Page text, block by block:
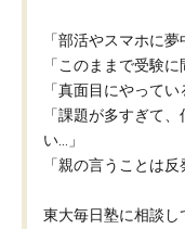
「部活やスマホに
「このままで受験
「真面目にやって
「課題が多すぎて
い…」
「親の言うことは反
東大毎日塾に相談し